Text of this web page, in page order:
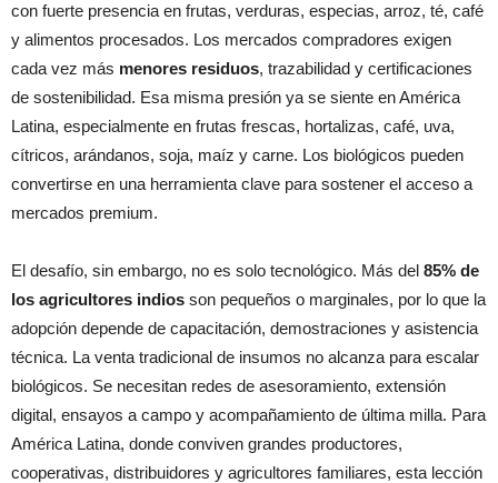
con fuerte presencia en frutas, verduras, especias, arroz, té, café
y alimentos procesados. Los mercados compradores exigen
cada vez más menores residuos, trazabilidad y certificaciones
de sostenibilidad. Esa misma presión ya se siente en América
Latina, especialmente en frutas frescas, hortalizas, café, uva,
cítricos, arándanos, soja, maíz y carne. Los biológicos pueden
convertirse en una herramienta clave para sostener el acceso a
mercados premium.
El desafío, sin embargo, no es solo tecnológico. Más del 85% de
los agricultores indios son pequeños o marginales, por lo que la
adopción depende de capacitación, demostraciones y asistencia
técnica. La venta tradicional de insumos no alcanza para escalar
biológicos. Se necesitan redes de asesoramiento, extensión
digital, ensayos a campo y acompañamiento de última milla. Para
América Latina, donde conviven grandes productores,
cooperativas, distribuidores y agricultores familiares, esta lección